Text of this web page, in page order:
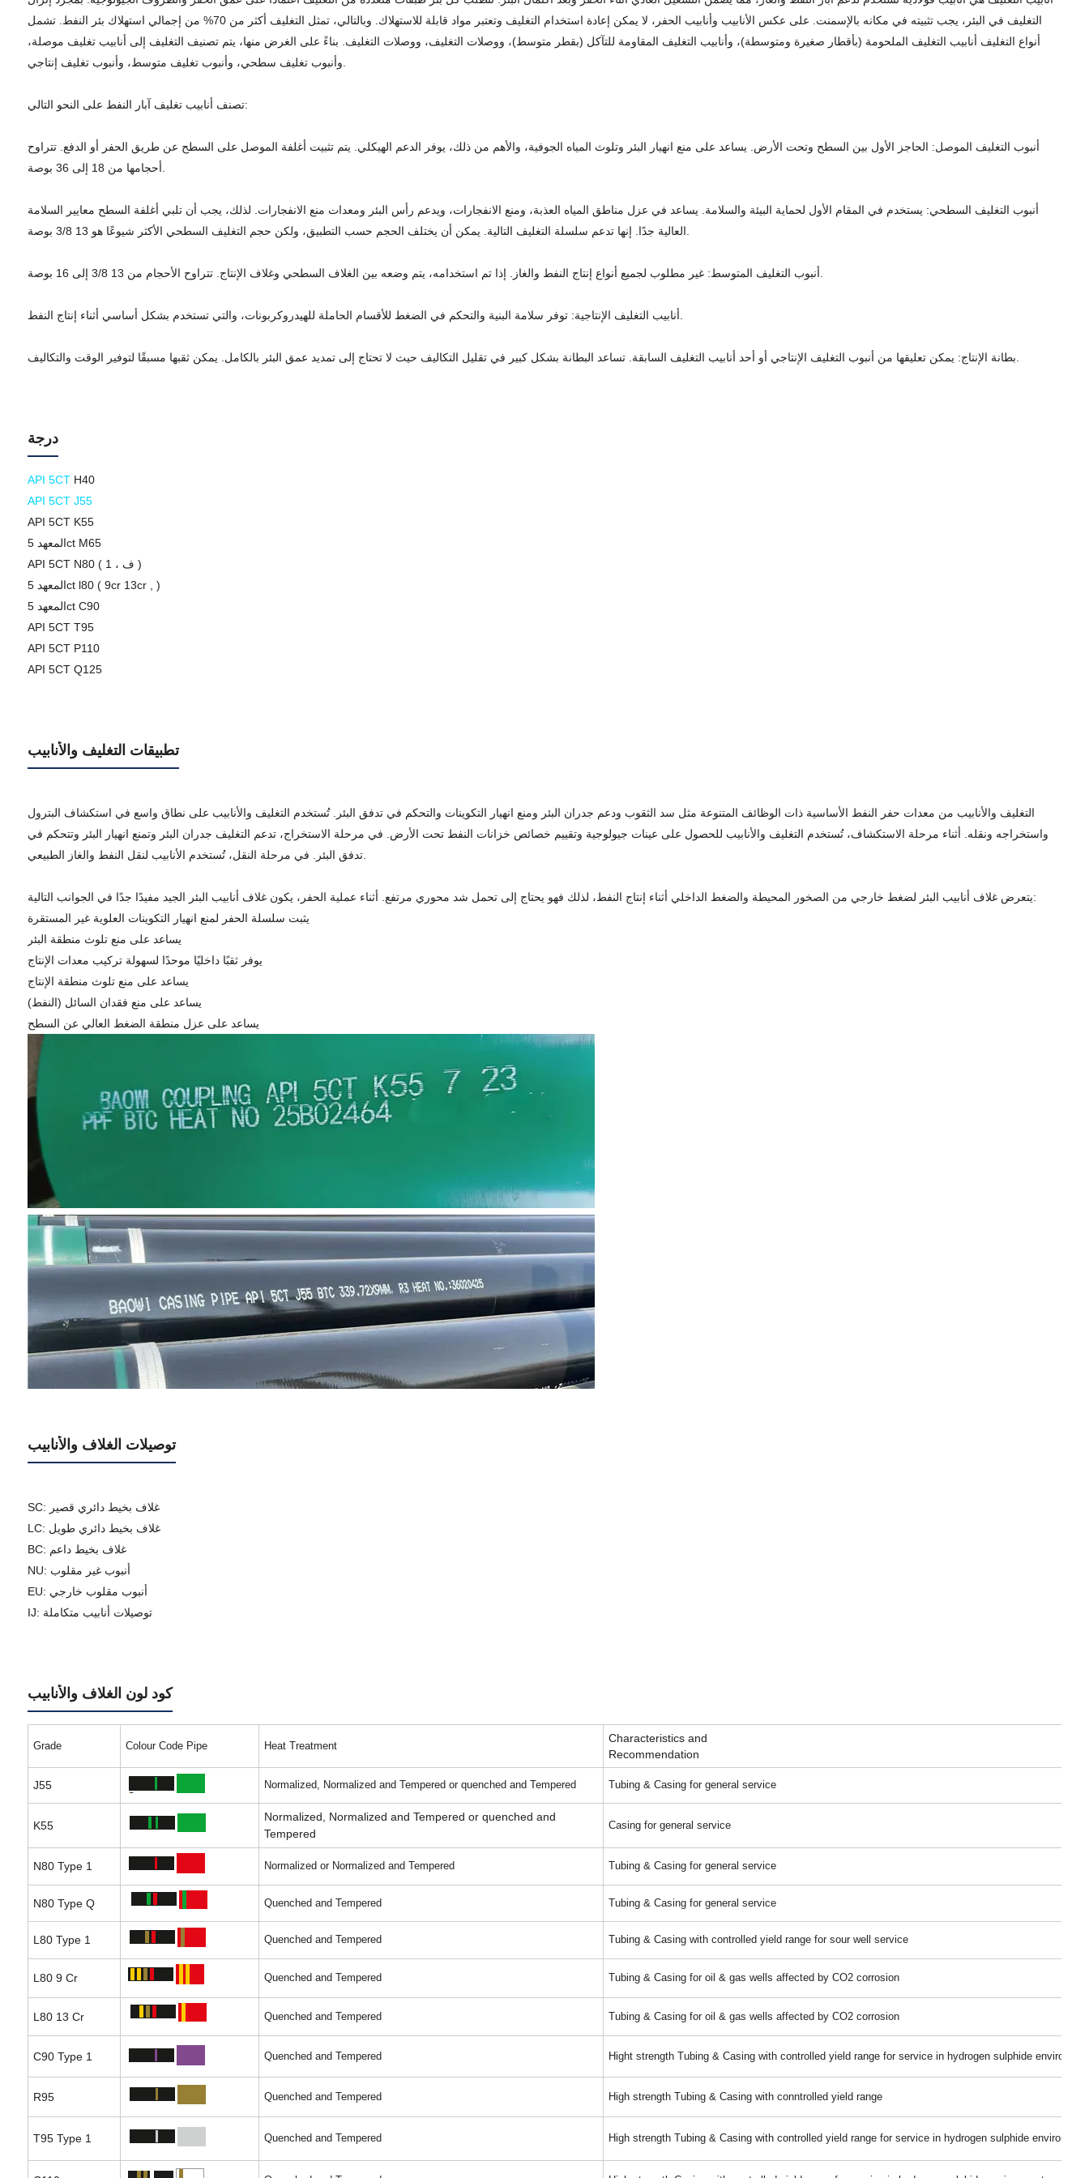
التغليف في البئر، يجب تثبيته في مكانه بالإسمنت. على عكس الأنابيب وأنابيب الحفر، لا يمكن إعادة استخدام التغليف وتعتبر مواد قابلة للاستهلاك. وبالتالي، تمثل التغليف أكثر من 70% من إجمالي استهلاك بئر النفط. تشمل
أنواع التغليف أنابيب التغليف الملحومة (بأقطار صغيرة ومتوسطة)، وأنابيب التغليف المقاومة للتآكل (بقطر متوسط)، ووصلات التغليف، ووصلات التغليف. بناءً على الغرض منها، يتم تصنيف التغليف إلى أنابيب تغليف موصلة،
تصنف أنابيب تغليف آبار النفط على النحو التالي:
أنبوب التغليف الموصل: الحاجز الأول بين السطح وتحت الأرض. يساعد على منع انهيار البئر وتلوث المياه الجوفية، والأهم من ذلك، يوفر الدعم الهيكلي. يتم تثبيت أغلفة الموصل على السطح عن طريق الحفر أو الدفع. تتراوح
أنبوب التغليف السطحي: يستخدم في المقام الأول لحماية البيئة والسلامة. يساعد في عزل مناطق المياه العذبة، ومنع الانفجارات، ويدعم رأس البئر ومعدات منع الانفجارات. لذلك، يجب أن تلبي أغلفة السطح معايير السلامة
درجة
API 5CTH40
API 5CT J55
API 5CT K55
المعهد 5ct M65
API 5CT N80 ( 1 ، ف )
المعهد 5ct l80 ( 9cr 13cr , )
المعهد 5ct C90
API 5CT T95
API 5CT P110
API 5CT Q125
تطبيقات التغليف والأنابيب
التغليف والأنابيب من معدات حفر النفط الأساسية ذات الوظائف المتنوعة مثل سد الثقوب ودعم جدران البئر ومنع انهيار التكوينات والتحكم في تدفق البئر. تُستخدم التغليف والأنابيب على نطاق واسع في استكشاف البترول
واستخراجه ونقله. أثناء مرحلة الاستكشاف، تُستخدم التغليف والأنابيب للحصول على عينات جيولوجية وتقييم خصائص خزانات النفط تحت الأرض. في مرحلة الاستخراج، تدعم التغليف جدران البئر وتمنع انهيار البئر وتتحكم في
تدفق البئر. في مرحلة النقل، تُستخدم الأنابيب لنقل النفط والغاز الطبيعي.
يتعرض غلاف أنابيب البئر لضغط خارجي من الصخور المحيطة والضغط الداخلي أثناء إنتاج النفط، لذلك فهو يحتاج إلى تحمل شد محوري مرتفع. أثناء عملية الحفر، يكون غلاف أنابيب البئر الجيد مفيدًا جدًا في الجوانب التالية:
يثبت سلسلة الحفر لمنع انهيار التكوينات العلوية غير المستقرة
يساعد على منع تلوث منطقة البئر
يوفر ثقبًا داخليًا موحدًا لسهولة تركيب معدات الإنتاج
يساعد على منع تلوث منطقة الإنتاج
يساعد على منع فقدان السائل (النفط)
يساعد على عزل منطقة الضغط العالي عن السطح
توصيلات الغلاف والأنابيب
SC: غلاف بخيط دائري قصير
LC: غلاف بخيط دائري طويل
BC: غلاف بخيط داعم
NU: أنبوب غير مقلوب
EU: أنبوب مقلوب خارجي
IJ: توصيلات أنابيب متكاملة
كود لون الغلاف والأنابيب
Grade Colour Code Pipe Heat Treatment
Characteristics and
Recommendation
J55 Normalized, Normalized and Tempered or quenched and Tempered Tubing & Casing for general service
K55
Normalized, Normalized and Tempered or quenched and
Tempered
Casing for general service
N80 Type 1 Normalized or Normalized and Tempered Tubing & Casing for general service
N80 Type Q Quenched and Tempered Tubing & Casing for general service
L80 Type 1 Quenched and Tempered Tubing & Casing with controlled yield range for sour well service
L80 9 Cr Quenched and Tempered Tubing & Casing for oil & gas wells affected by CO2 corrosion
L80 13 Cr Quenched and Tempered Tubing & Casing for oil & gas wells affected by CO2 corrosion
C90 Type 1 Quenched and Tempered Hight strength Tubing & Casing with controlled yield range for service in hydrogen sulphide
R95 Quenched and Tempered High strength Tubing & Casing with conntrolled yield range
T95 Type 1 Quenched and Tempered High strength Tubing & Casing with controlled yield range for service in hydrogen sulphide